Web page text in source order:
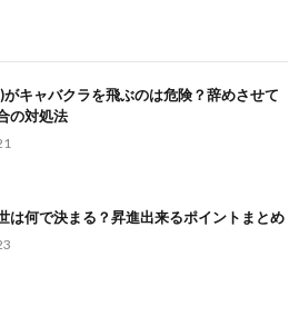
がキャバクラを飛ぶのは危険？辞めさせて
の対処法
は何で決まる？昇進出来るポイントまとめ